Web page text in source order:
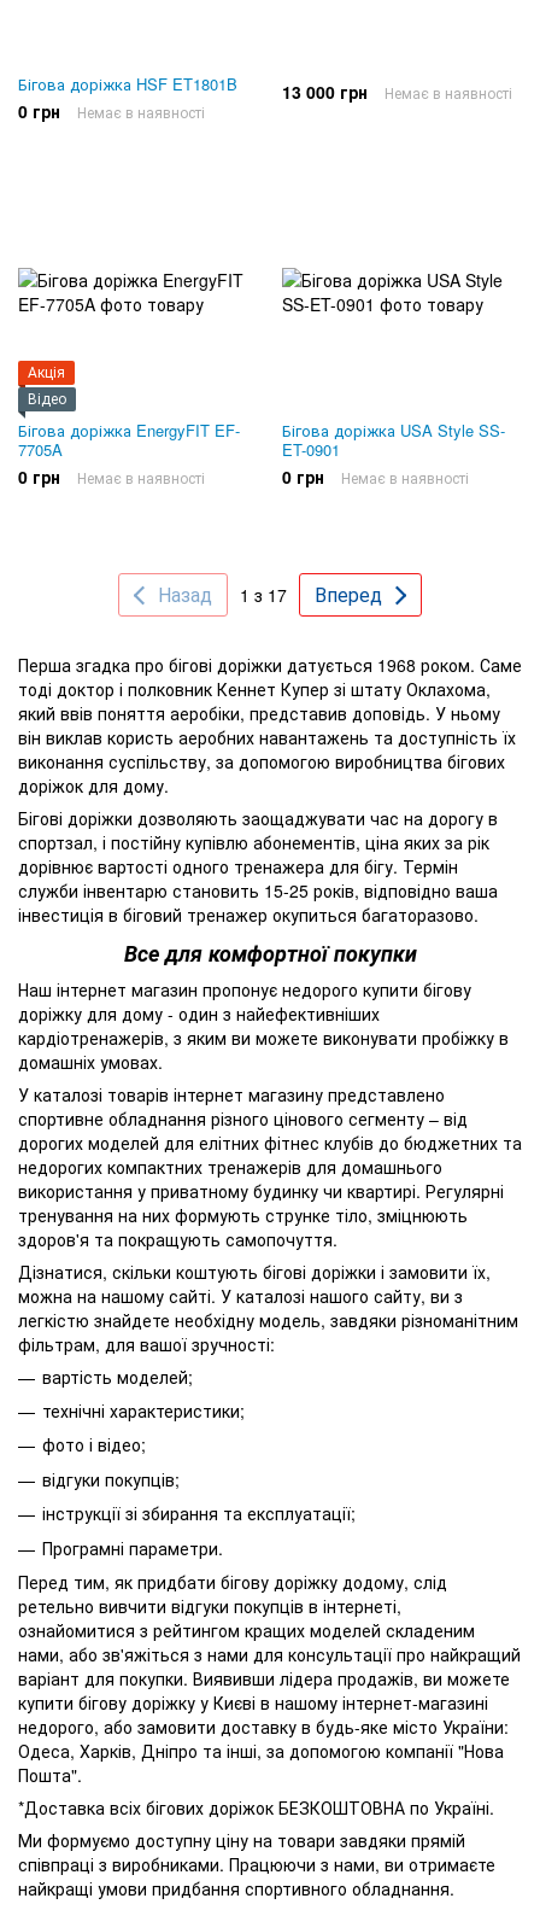
Бігова доріжка HSF ET1801B
0 грн Немає в наявності
13 000 грн Немає в наявності
Акція
Відео
Бігова доріжка EnergyFIT EF-
7705A
0 грн Немає в наявності
Бігова доріжка USA Style SS-
ET-0901
0 грн Немає в наявності
Назад 1 з 17 Вперед
Перша згадка про бігові доріжки датується 1968 роком. Саме
тоді доктор і полковник Кеннет Купер зі штату Оклахома,
який ввів поняття аеробіки, представив доповідь. У ньому
він виклав користь аеробних навантажень та доступність їх
виконання суспільству, за допомогою виробництва бігових
доріжок для дому.
Бігові доріжки дозволяють заощаджувати час на дорогу в
спортзал, і постійну купівлю абонементів, ціна яких за рік
дорівнює вартості одного тренажера для бігу. Термін
служби інвентарю становить 15-25 років, відповідно ваша
інвестиція в біговий тренажер окупиться багаторазово.
Все для комфортної покупки
Наш інтернет магазин пропонує недорого купити бігову
доріжку для дому - один з найефективніших
кардіотренажерів, з яким ви можете виконувати пробіжку в
домашніх умовах.
У каталозі товарів інтернет магазину представлено
спортивне обладнання різного цінового сегменту – від
дорогих моделей для елітних фітнес клубів до бюджетних та
недорогих компактних тренажерів для домашнього
використання у приватному будинку чи квартирі. Регулярні
тренування на них формують струнке тіло, зміцнюють
здоров'я та покращують самопочуття.
Дізнатися, скільки коштують бігові доріжки і замовити їх,
можна на нашому сайті. У каталозі нашого сайту, ви з
легкістю знайдете необхідну модель, завдяки різноманітним
фільтрам, для вашої зручності:
вартість моделей;
технічні характеристики;
фото і відео;
відгуки покупців;
інструкції зі збирання та експлуатації;
Програмні параметри.
Перед тим, як придбати бігову доріжку додому, слід
ретельно вивчити відгуки покупців в інтернеті,
ознайомитися з рейтингом кращих моделей складеним
нами, або зв'яжіться з нами для консультації про найкращий
варіант для покупки. Виявивши лідера продажів, ви можете
купити бігову доріжку у Києві в нашому інтернет-магазині
недорого, або замовити доставку в будь-яке місто України:
Одеса, Харків, Дніпро та інші, за допомогою компанії "Нова
Пошта".
*Доставка всіх бігових доріжок БЕЗКОШТОВНА по Україні.
Ми формуємо доступну ціну на товари завдяки прямій
співпраці з виробниками. Працюючи з нами, ви отримаєте
найкращі умови придбання спортивного обладнання.